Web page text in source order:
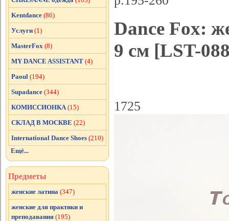
Dance Fox:
9 см [LST-
1725
Kentdance (86)
Услуги (1)
MasterFox (8)
MY DANCE ASSISTANT (4)
Paoul (194)
Supadance (344)
КОМИССИОНКА (15)
СКЛАД В МОСКВЕ (22)
International Dance Shoes (210)
Ещё...
Предметы
женские латина (347)
женские для практики и
преподавания (195)